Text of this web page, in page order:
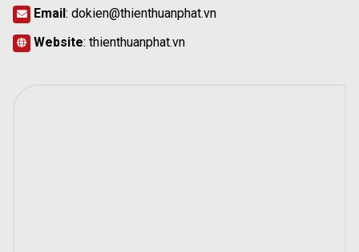
Email: dokien@thienthuanphat.vn
Website: thienthuanphat.vn